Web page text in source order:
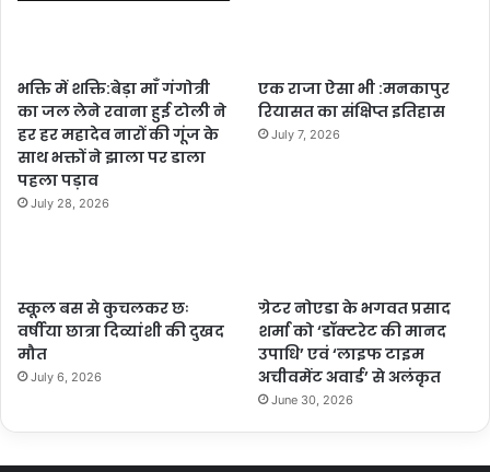
भक्ति में शक्ति:बेड़ा माँ गंगोत्री
का जल लेने रवाना हुई टोली ने
हर हर महादेव नारों की गूंज के
साथ भक्तों ने झाला पर डाला
पहला पड़ाव
July 28, 2026
एक राजा ऐसा भी :मनकापुर
रियासत का संक्षिप्त इतिहास
July 7, 2026
स्कूल बस से कुचलकर छः
वर्षीया छात्रा दिव्यांशी की दुखद
मौत
July 6, 2026
ग्रेटर नोएडा के भगवत प्रसाद
शर्मा को ‘डॉक्टरेट की मानद
उपाधि’ एवं ‘लाइफ टाइम
अचीवमेंट अवार्ड’ से अलंकृत
June 30, 2026